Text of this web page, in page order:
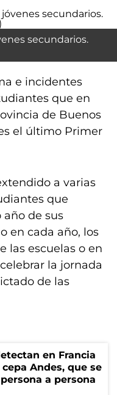
secundarios.
e incidentes
que en
de Buenos
el último Primer
a varias
que
de sus
en cada año, los
las escuelas o en
la jornada
de las
en Francia
Andes, que se
a persona